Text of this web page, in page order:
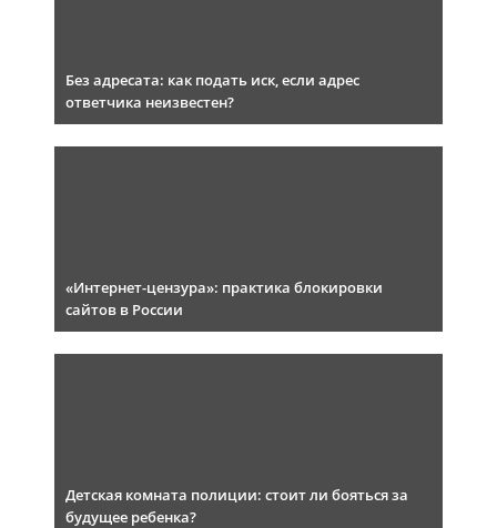
Без адресата: как подать иск, если адрес
ответчика неизвестен?
«Интернет-цензура»: практика блокировки
сайтов в России
Детская комната полиции: стоит ли бояться за
будущее ребенка?